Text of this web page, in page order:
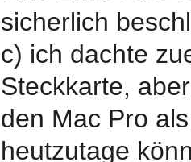
sicherlich
c) ich dachte
Steckkarte,
den Mac Pro
heutzutage